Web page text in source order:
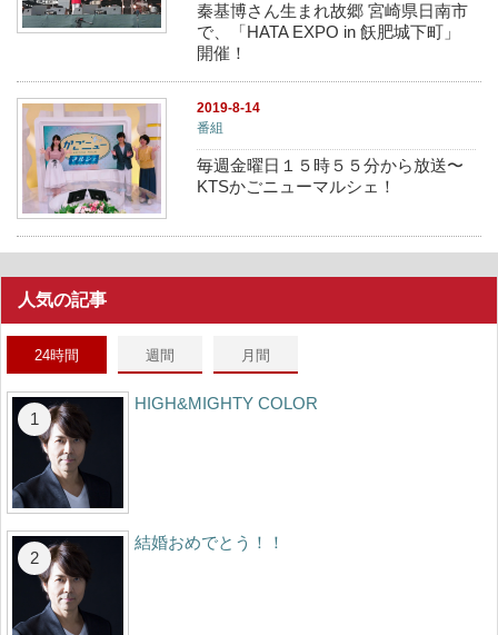
秦基博さん生まれ故郷 宮崎県日南市
で、「HATA EXPO in 飫肥城下町」
開催！
2019-8-14
番組
毎週金曜日１５時５５分から放送〜
KTSかごニューマルシェ！
人気の記事
24時間 週間 月間
HIGH&MIGHTY COLOR
結婚おめでとう！！